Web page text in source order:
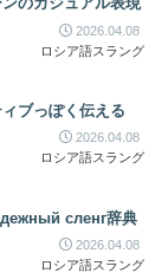
2026.04.08
ロシア語スラング
ブっぽく伝える
2026.04.08
ロシア語スラング
сленг辞典
2026.04.08
ロシア語スラング